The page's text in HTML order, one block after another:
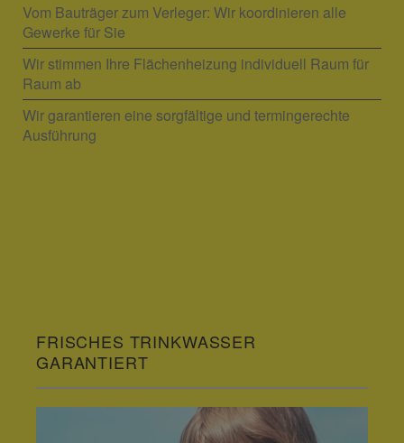
Vom Bauträger zum Verleger: Wir koordinieren alle
Gewerke für Sie
Wir stimmen Ihre Flächenheizung individuell Raum für
Raum ab
Wir garantieren eine sorgfältige und termingerechte
Ausführung
FRISCHES TRINKWASSER
GARANTIERT